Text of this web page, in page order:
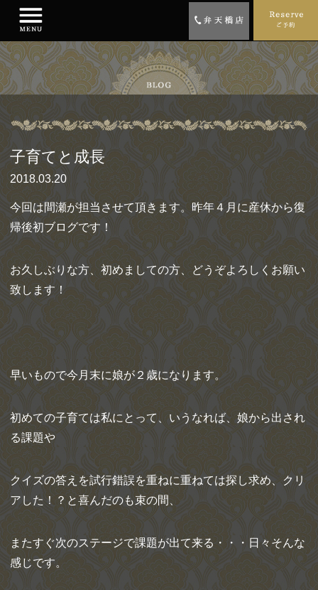
子育てと成長
2018.03.20
今回は間瀬が担当させて頂きます。昨年４月に産休から復
帰後初ブログです！
お久しぶりな方、初めましての方、どうぞよろしくお願い
致します！
早いもので今月末に娘が２歳になります。
初めての子育ては私にとって、いうなれば、娘から出され
る課題や
クイズの答えを試行錯誤を重ねに重ねては探し求め、クリ
アした！？と喜んだのも束の間、
またすぐ次のステージで課題が出て来る・・・日々そんな
感じです。